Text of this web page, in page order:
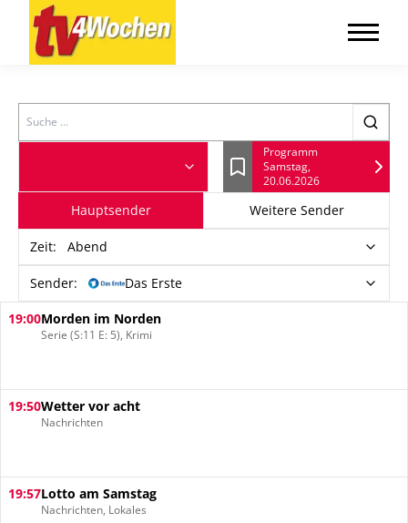
Search
Lesezeichen
Programm
Samstag,
20.06.2026
Hauptsender Weitere Sender
Zeit: Abend
Sender: Das Erste
19:00Morden im Norden
Serie (S:11 E: 5), Krimi
19:50Wetter vor acht
Nachrichten
19:57Lotto am Samstag
Nachrichten, Lokales